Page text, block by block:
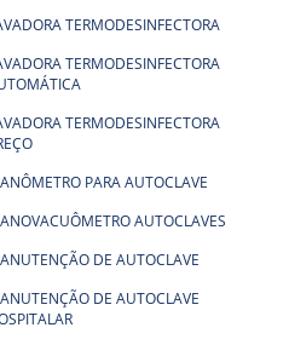
TERMODESINFECTORA
TERMODESINFECTORA
TERMODESINFECTORA
PARA AUTOCLAVE
AUTOCLAVES
DE AUTOCLAVE
DE AUTOCLAVE